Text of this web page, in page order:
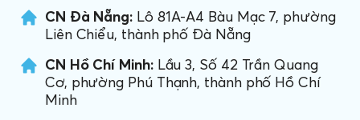
CN Đà Nẵng: Lô 81A-A4 Bàu Mạc 7, phường
Liên Chiểu, thành phố Đà Nẵng
CN Hồ Chí Minh:Lầu 3, Số 42 Trần Quang
Cơ, phường Phú Thạnh, thành phố Hồ Chí
Minh